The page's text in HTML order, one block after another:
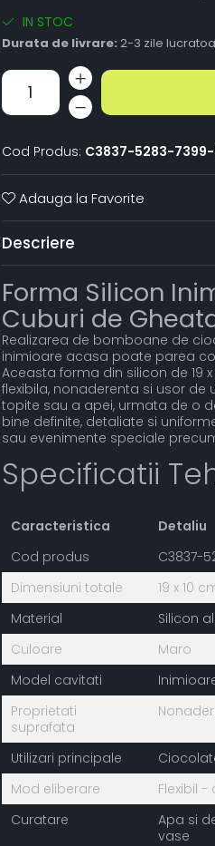
IN STOC
Durata de livrare: 2-3 zile
Cod Produs: C3837-5283-
Adauga la Favorite
Descriere
Forma Silicon
Cuburi de
Realizarea de bomboane de
inimioare acasa poate parea
Aceasta forma din silicon de 19
flexibila, nonaderenta si usor
topite sau a apei, urmata de o
bine definite, detaliate si
sau evenimente speciale
Specificatii
Caracteristica
Detaliu
Cod produs
C3837-
Dimensiuni totale
19 x 10
Material
Silicon
Culoare
Maro
Model cavitati
Proprietati
suprafata
Utilizari principale
Mod eliberare
Flexibil
Curatare
Apa si
vase